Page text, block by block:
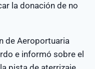
la donación de no
de Aeroportuaria
e informó sobre el